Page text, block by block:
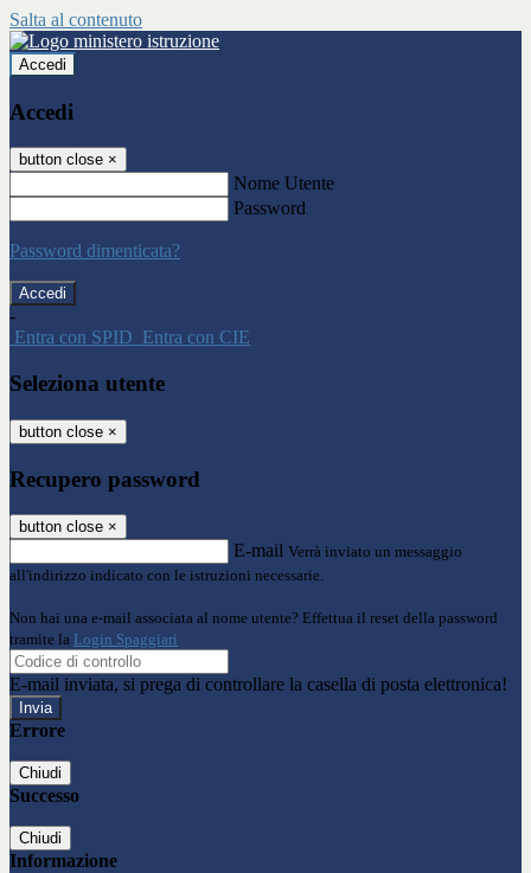
Salta al contenuto
Accedi
Accedi
button close ×
Nome Utente
Password
Password dimenticata?
-
Entra con SPID Entra con CIE
Seleziona utente
button close ×
Recupero password
button close ×
E-mail Verrà inviato un messaggio
all'indirizzo indicato con le istruzioni necessarie.
Non hai una e-mail associata al nome utente? Effettua il reset della password
tramite la Login Spaggiari
E-mail inviata, si prega di controllare la casella di posta elettronica!
Errore
Chiudi
Successo
Chiudi
Informazione